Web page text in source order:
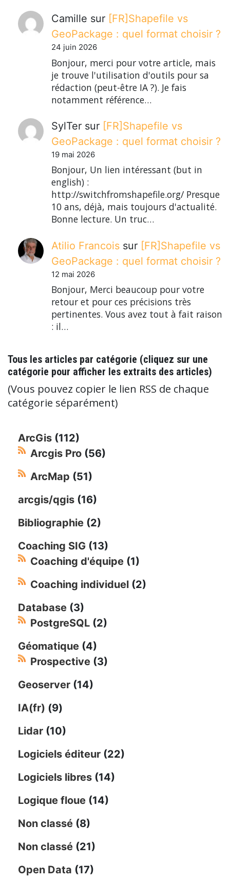
Camille sur [FR]Shapefile vs
GeoPackage : quel format choisir ?
24 juin 2026
Bonjour, merci pour votre article, mais
je trouve l'utilisation d'outils pour sa
rédaction (peut-être IA ?). Je fais
notamment référence…
SylTer sur [FR]Shapefile vs
GeoPackage : quel format choisir ?
19 mai 2026
Bonjour, Un lien intéressant (but in
english) :
http://switchfromshapefile.org/ Presque
10 ans, déjà, mais toujours d'actualité.
Bonne lecture. Un truc…
Atilio Francois sur [FR]Shapefile vs
GeoPackage : quel format choisir ?
12 mai 2026
Bonjour, Merci beaucoup pour votre
retour et pour ces précisions très
pertinentes. Vous avez tout à fait raison
: il…
Tous les articles par catégorie (cliquez sur une
catégorie pour afficher les extraits des articles)
(Vous pouvez copier le lien RSS de chaque
catégorie séparément)
ArcGis (112)
Arcgis Pro (56)
ArcMap (51)
arcgis/qgis (16)
Bibliographie (2)
Coaching SIG (13)
Coaching d'équipe (1)
Coaching individuel (2)
Database (3)
PostgreSQL (2)
Géomatique (4)
Prospective (3)
Geoserver (14)
IA(fr) (9)
Lidar (10)
Logiciels éditeur (22)
Logiciels libres (14)
Logique floue (14)
Non classé (8)
Non classé (21)
Open Data (17)